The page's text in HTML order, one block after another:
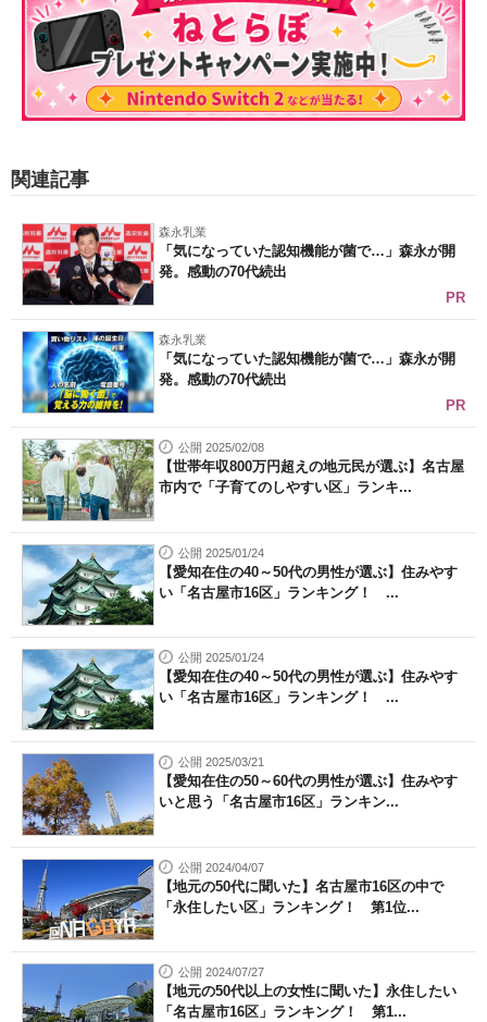
関連記事
森永乳業
「気になっていた認知機能が菌で…」森永が開
発。感動の70代続出
PR
森永乳業
「気になっていた認知機能が菌で…」森永が開
発。感動の70代続出
PR
公開 2025/02/08
【世帯年収800万円超えの地元民が選ぶ】名古屋
市内で「子育てのしやすい区」ランキ...
公開 2025/01/24
【愛知在住の40～50代の男性が選ぶ】住みやす
い「名古屋市16区」ランキング！ ...
公開 2025/01/24
【愛知在住の40～50代の男性が選ぶ】住みやす
い「名古屋市16区」ランキング！ ...
公開 2025/03/21
【愛知在住の50～60代の男性が選ぶ】住みやす
いと思う「名古屋市16区」ランキン...
公開 2024/04/07
【地元の50代に聞いた】名古屋市16区の中で
「永住したい区」ランキング！ 第1位...
公開 2024/07/27
【地元の50代以上の女性に聞いた】永住したい
「名古屋市16区」ランキング！ 第1...